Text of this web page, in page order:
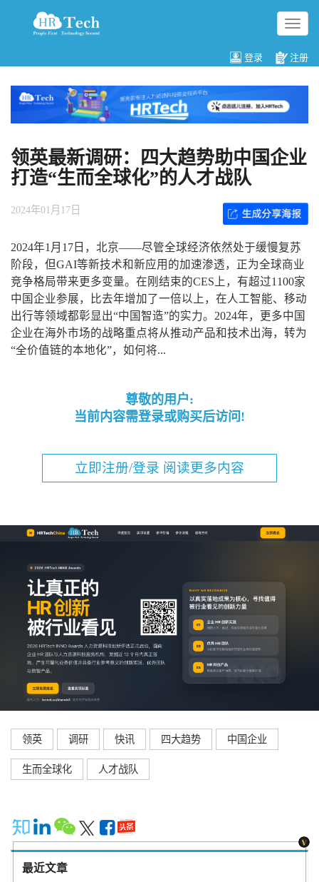
切
换
航
登录 注册
领英最新调研：四大趋势助中国企业
打造“生而全球化”的人才战队
2024年01月17日
2024年1月17日，北京——尽管全球经济依然处于缓慢复苏
阶段，但GAI等新技术和新应用的加速渗透，正为全球商业
竞争格局带来更多变量。在刚结束的CES上，有超过1100家
中国企业参展，比去年增加了一倍以上，在人工智能、移动
出行等领域都彰显出“中国智造”的实力。2024年，更多中国
企业在海外市场的战略重点将从推动产品和技术出海，转为
“全价值链的本地化”，如何将...
尊敬的用户:
当前内容需登录或购买后访问!
立即注册/登录 阅读更多内容
领英 调研 快讯 四大趋势 中国企业
生而全球化 人才战队
最近文章